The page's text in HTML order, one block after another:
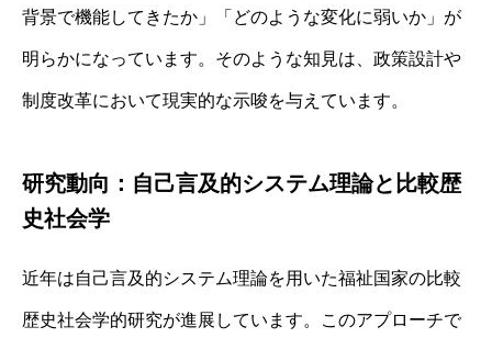
背景で機能してきたか」「どのような変化に弱いか」が
明らかになっています。そのような知見は、政策設計や
制度改革において現実的な示唆を与えています。
研究動向：自己言及的システム理論と比較歴
史社会学
近年は自己言及的システム理論を用いた福祉国家の比較
歴史社会学的研究が進展しています。このアプローチで